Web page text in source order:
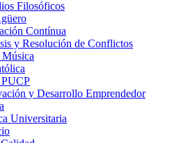
Filosóficos
Contínua
y Resolución de Conflictos
y Desarrollo Emprendedor
Universitaria